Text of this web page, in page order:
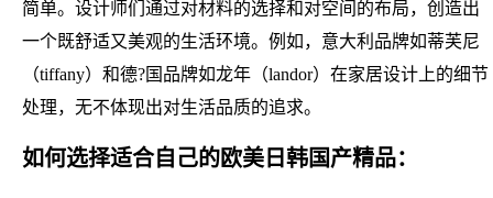
简单。设计师们通过对材料的选择和对空间的布局，创造出
一个既舒适又美观的生活环境。例如，意大利品牌如蒂芙尼
（tiffany）和德?国品牌如龙年（landor）在家居设计上的细节
处理，无不体现出对生活品质的追求。
如何选择适合自己的欧美日韩国产精品：